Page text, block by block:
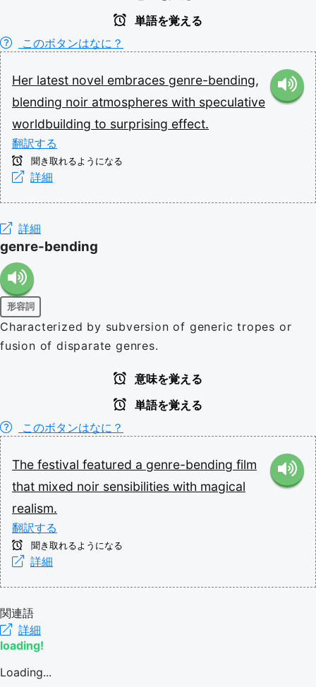
単語を覚える
このボタンはなに？
Her latest novel embraces genre-bending,
blending noir atmospheres with speculative
worldbuilding to surprising effect.
翻訳する
聞き取れるようになる
詳細
詳細
genre-bending
形容詞
Characterized by subversion of generic tropes or
fusion of disparate genres.
意味を覚える
単語を覚える
このボタンはなに？
The festival featured a genre-bending film
that mixed noir sensibilities with magical
realism.
翻訳する
聞き取れるようになる
詳細
関連語
詳細
loading!
Loading...